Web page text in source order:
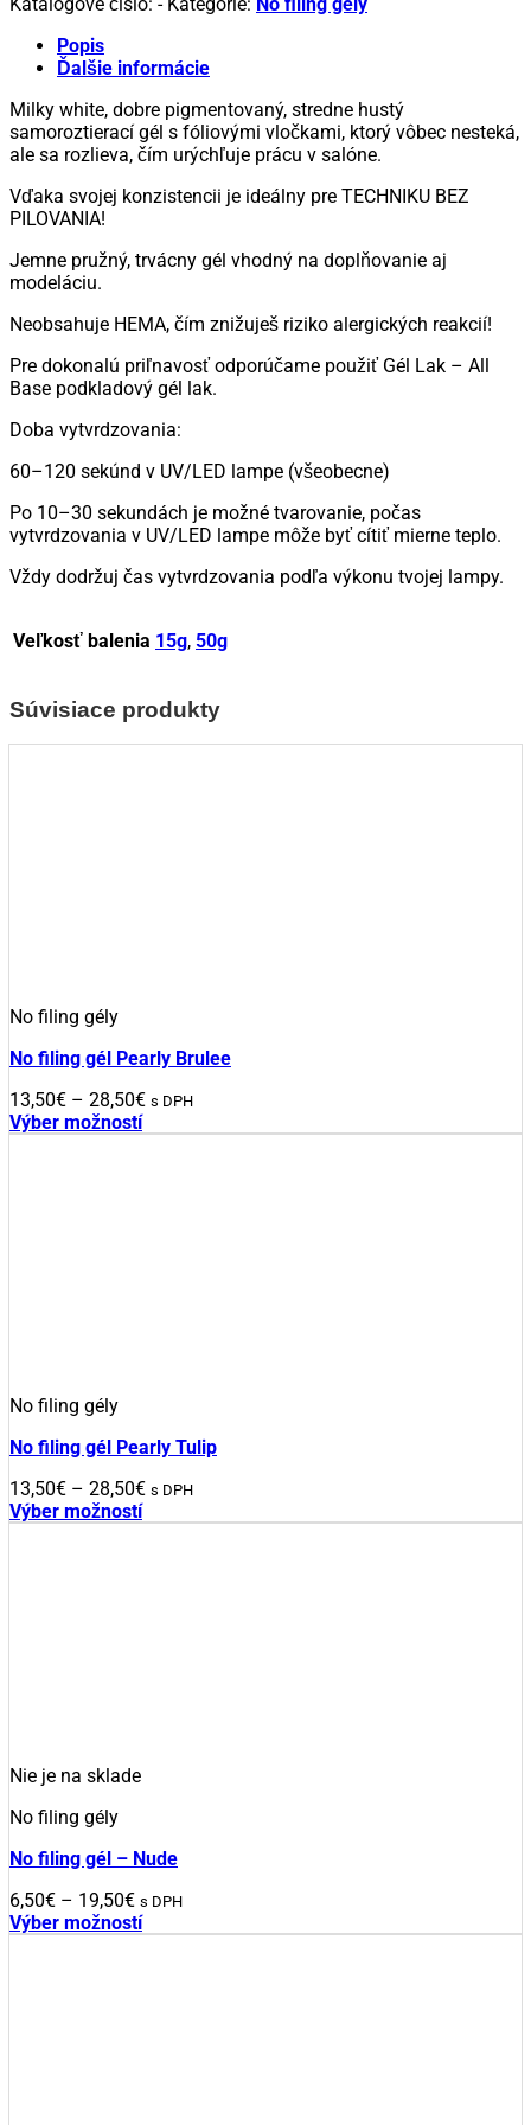
Milky
white
Flakes
Popis
Ďalšie informácie
Milky white, dobre pigmentovaný, stredne hustý
samoroztierací gél s fóliovými vločkami, ktorý vôbec nesteká,
ale sa rozlieva, čím urýchľuje prácu v salóne.
Vďaka svojej konzistencii je ideálny pre TECHNIKU BEZ
PILOVANIA!
Jemne pružný, trvácny gél vhodný na doplňovanie aj
modeláciu.
Neobsahuje HEMA, čím znižuješ riziko alergických reakcií!
Pre dokonalú priľnavosť odporúčame použiť Gél Lak – All
Base podkladový gél lak.
Doba vytvrdzovania:
60–120 sekúnd v UV/LED lampe (všeobecne)
Po 10–30 sekundách je možné tvarovanie, počas
vytvrdzovania v UV/LED lampe môže byť cítiť mierne teplo.
Vždy dodržuj čas vytvrdzovania podľa výkonu tvojej lampy.
Veľkosť balenia 15g, 50g
Súvisiace produkty
No filing gély
No filing gél Pearly Brulee
13,50€ – 28,50€Price
s DPH
Výber možností
No filing gély
No filing gél Pearly Tulip
13,50€ – 28,50€Price
s DPH
Výber možností
produktu.
Nie je na sklade
No filing gély
No filing gél – Nude
6,50€ – 19,50€Price
range:
s DPH
Výber možností